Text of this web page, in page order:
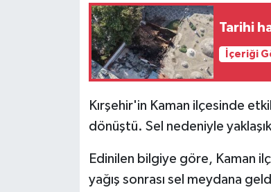
Tarihi
İçeriği
Kırşehir'in Kaman ilçesinde
dönüştü. Sel nedeniyle
Edinilen bilgiye göre, Kaman
yağış sonrası sel meydana